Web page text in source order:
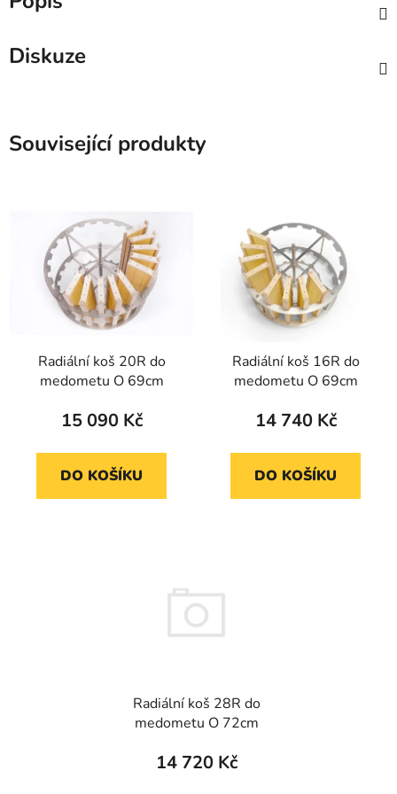
Diskuze
Související produkty
Radiální koš 20R do
medometu O 69cm
15 090 Kč
DO KOŠÍKU
Radiální koš 16R do
medometu O 69cm
14 740 Kč
DO KOŠÍKU
Radiální koš 28R do
medometu O 72cm
14 720 Kč